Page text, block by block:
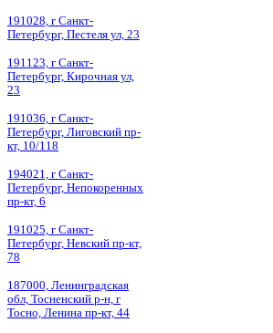
191028, г Санкт-
Петербург, Пестеля ул, 23
191123, г Санкт-
Петербург, Кирочная ул,
23
191036, г Санкт-
Петербург, Лиговский пр-
кт, 10/118
194021, г Санкт-
Петербург, Непокоренных
пр-кт, 6
191025, г Санкт-
Петербург, Невский пр-кт,
78
187000, Ленинградская
обл, Тосненский р-н, г
Тосно, Ленина пр-кт, 44